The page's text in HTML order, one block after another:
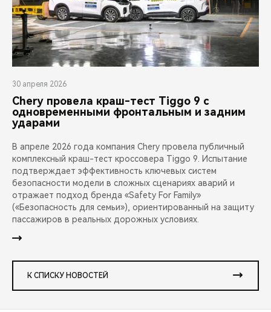
30 апреля 2026
Chery провела краш-тест Tiggo 9 с
одновременными фронтальным и задним
ударами
В апреле 2026 года компания Chery провела публичный
комплексный краш-тест кроссовера Tiggo 9. Испытание
подтверждает эффективность ключевых систем
безопасности модели в сложных сценариях аварий и
отражает подход бренда «Safety For Family»
(«Безопасность для семьи»), ориентированный на защиту
пассажиров в реальных дорожных условиях.
К СПИСКУ НОВОСТЕЙ